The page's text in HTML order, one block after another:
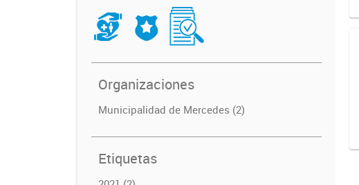
Organizaciones
Municipalidad de Mercedes (2)
Etiquetas